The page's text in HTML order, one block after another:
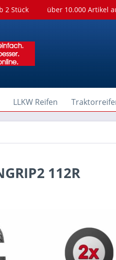
2 Stück über 10.000 Artikel
LLKW Reifen
112R